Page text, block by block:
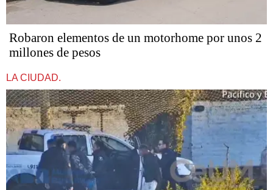
Robaron elementos de un motorhome por unos 2
millones de pesos
LA CIUDAD.